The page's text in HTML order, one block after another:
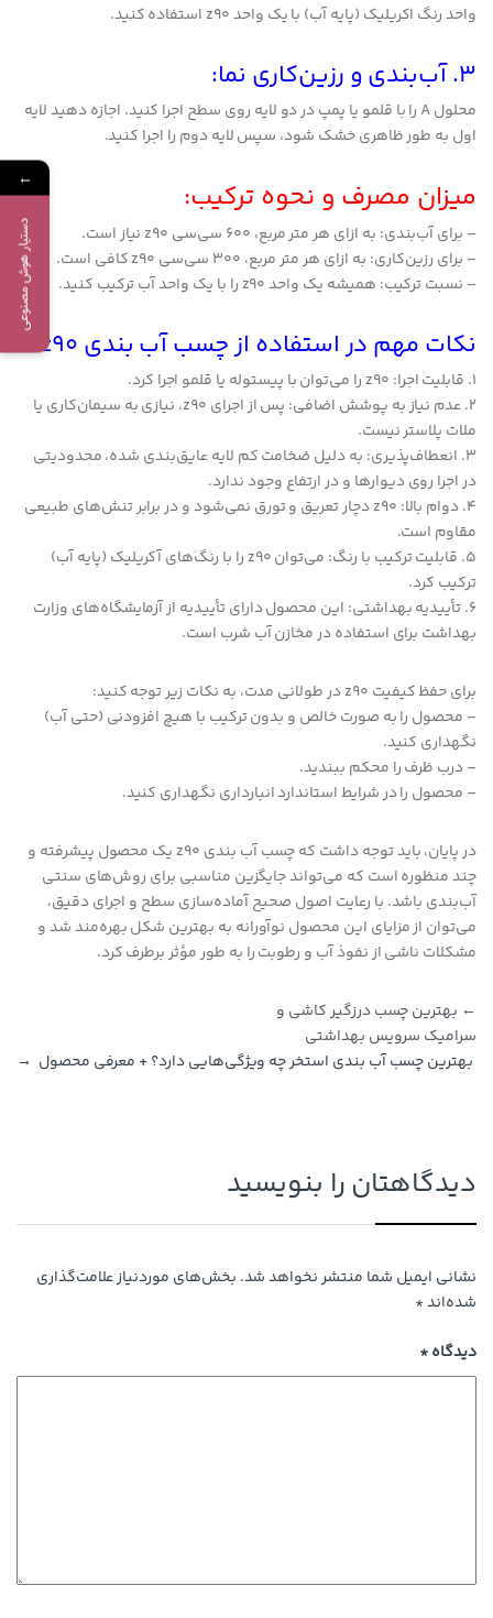
واحد رنگ اکریلیک (پایه آب) با یک واحد z90 استفاده کنید.
3. آب‌بندی و رزین‌کاری نما:
محلول A را با قلمو یا پمپ در دو لایه روی سطح اجرا کنید. اجازه دهید لایه
اول به طور ظاهری خشک شود، سپس لایه دوم را اجرا کنید.
میزان مصرف و نحوه ترکیب:
– برای آب‌بندی: به ازای هر متر مربع، 600 سی‌سی z90 نیاز است.
– برای رزین‌کاری: به ازای هر متر مربع، 300 سی‌سی z90 کافی است.
– نسبت ترکیب: همیشه یک واحد z90 را با یک واحد آب ترکیب کنید.
نکات مهم در استفاده از چسب آب بندی z90:
1. قابلیت اجرا: z90 را می‌توان با پیستوله یا قلمو اجرا کرد.
2. عدم نیاز به پوشش اضافی: پس از اجرای z90، نیازی به سیمان‌کاری یا
ملات پلاستر نیست.
3. انعطاف‌پذیری: به دلیل ضخامت کم لایه عایق‌بندی شده، محدودیتی
در اجرا روی دیوارها و در ارتفاع وجود ندارد.
4. دوام بالا: z90 دچار تعریق و تورق نمی‌شود و در برابر تنش‌های طبیعی
مقاوم است.
5. قابلیت ترکیب با رنگ: می‌توان z90 را با رنگ‌های آکریلیک (پایه آب)
ترکیب کرد.
6. تأییدیه بهداشتی: این محصول دارای تأییدیه از آزمایشگاه‌های وزارت
بهداشت برای استفاده در مخازن آب شرب است.
برای حفظ کیفیت z90 در طولانی مدت، به نکات زیر توجه کنید:
– محصول را به صورت خالص و بدون ترکیب با هیچ افزودنی (حتی آب)
نگهداری کنید.
– درب ظرف را محکم ببندید.
– محصول را در شرایط استاندارد انبارداری نگهداری کنید.
در پایان، باید توجه داشت که چسب آب بندی z90 یک محصول پیشرفته و
چند منظوره است که می‌تواند جایگزین مناسبی برای روش‌های سنتی
آب‌بندی باشد. با رعایت اصول صحیح آماده‌سازی سطح و اجرای دقیق،
می‌توان از مزایای این محصول نوآورانه به بهترین شکل بهره‌مند شد و
مشکلات ناشی از نفوذ آب و رطوبت را به طور مؤثر برطرف کرد.
راهبری نوشته
← بهترین چسب درزگیر کاشی و
سرامیک سرویس بهداشتی
بهترین چسب آب بندی استخر چه ویژگی‌هایی دارد؟ + معرفی محصول →
دیدگاهتان را بنویسید
نشانی ایمیل شما منتشر نخواهد شد. بخش‌های موردنیاز علامت‌گذاری
شده‌اند*
دیدگاه*
←
دستیار هوش مصنوعی